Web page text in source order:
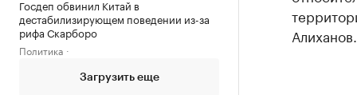
Госдеп обвинил Китай в
дестабилизирующем поведении из-за
рифа Скарборо
Политика
Загрузить еще
Алиханов.